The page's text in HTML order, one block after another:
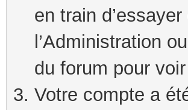
en train
l’Administration
du forum pour
Votre compte a